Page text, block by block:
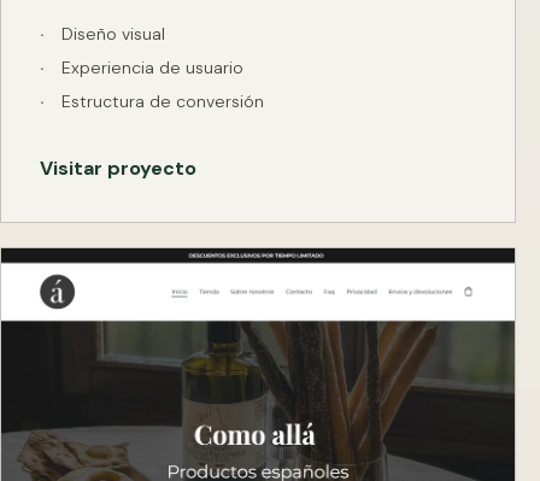
Diseño visual
Experiencia de usuario
Estructura de conversión
Visitar proyecto